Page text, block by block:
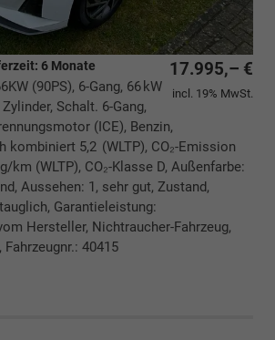
17.995,– €
incl. 19% MwSt.
6 Monate
(90PS), 6-Gang, 66 kW
Zylinder, Schalt. 6-Gang,
(ICE), Benzin,
kombiniert 5,2 (WLTP), CO₂-Emission
km (WLTP), CO₂-Klasse D, Außenfarbe:
Aussehen: 1, sehr gut, Zustand,
Garantieleistung:
Hersteller, Nichtraucher-Fahrzeug,
40415
drucken